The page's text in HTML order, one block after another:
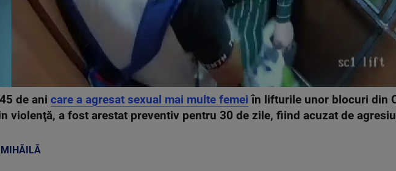
de ani care a agresat sexual mai multe femei în lifturile unor blocuri din
violenţă, a fost arestat preventiv pentru 30 de zile, fiind acuzat de
MIHĂILĂ